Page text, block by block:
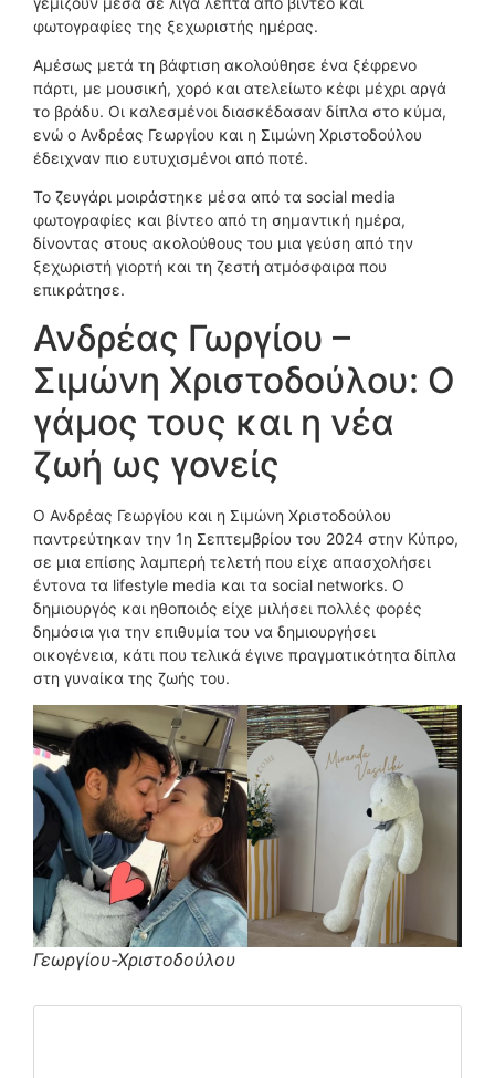
φωτογραφίες της ξεχωριστής ημέρας.
Αμέσως μετά τη βάφτιση ακολούθησε ένα ξέφρενο
πάρτι, με μουσική, χορό και ατελείωτο κέφι μέχρι αργά
το βράδυ. Οι καλεσμένοι διασκέδασαν δίπλα στο κύμα,
ενώ ο Ανδρέας Γεωργίου και η Σιμώνη Χριστοδούλου
έδειχναν πιο ευτυχισμένοι από ποτέ.
Το ζευγάρι μοιράστηκε μέσα από τα social media
φωτογραφίες και βίντεο από τη σημαντική ημέρα,
δίνοντας στους ακολούθους του μια γεύση από την
ξεχωριστή γιορτή και τη ζεστή ατμόσφαιρα που
επικράτησε.
Ανδρέας Γωργίου –
Σιμώνη Χριστοδούλου: Ο
γάμος τους και η νέα
ζωή ως γονείς
Ο Ανδρέας Γεωργίου και η Σιμώνη Χριστοδούλου
παντρεύτηκαν την 1η Σεπτεμβρίου του 2024 στην Κύπρο,
σε μια επίσης λαμπερή τελετή που είχε απασχολήσει
έντονα τα lifestyle media και τα social networks. Ο
δημιουργός και ηθοποιός είχε μιλήσει πολλές φορές
δημόσια για την επιθυμία του να δημιουργήσει
οικογένεια, κάτι που τελικά έγινε πραγματικότητα δίπλα
στη γυναίκα της ζωής του.
Γεωργίου-Χριστοδούλου